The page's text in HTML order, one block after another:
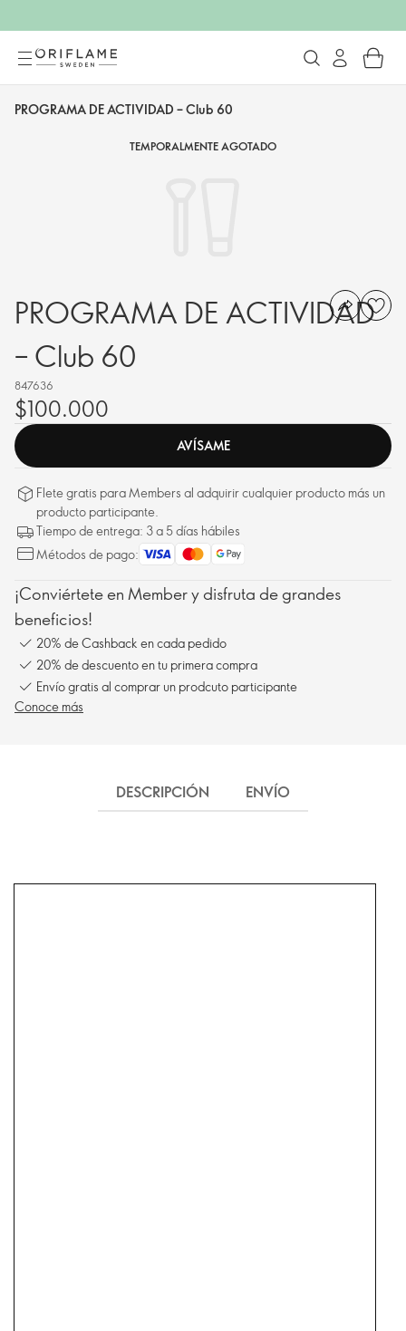
PROGRAMA DE ACTIVIDAD – Club 60
TEMPORALMENTE AGOTADO
PROGRAMA DE ACTIVIDAD
– Club 60
847636
$100.000
AVÍSAME
Flete gratis para Members al adquirir cualquier producto más un
producto participante.
Tiempo de entrega: 3 a 5 días hábiles
Métodos de pago:
¡Conviértete en Member y disfruta de grandes
beneficios!
20% de Cashback en cada pedido
20% de descuento en tu primera compra
Envío gratis al comprar un prodcuto participante
Conoce más
DESCRIPCIÓN ENVÍO